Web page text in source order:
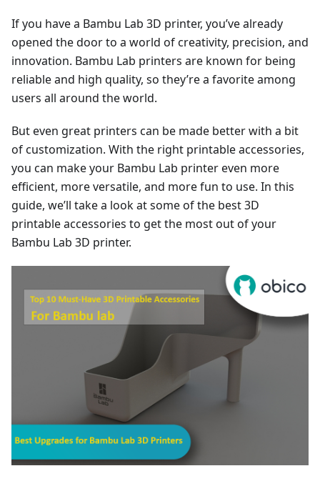
If you have a Bambu Lab 3D printer, you’ve already
opened the door to a world of creativity, precision, and
innovation. Bambu Lab printers are known for being
reliable and high quality, so they’re a favorite among
users all around the world.
But even great printers can be made better with a bit
of customization. With the right printable accessories,
you can make your Bambu Lab printer even more
efficient, more versatile, and more fun to use. In this
guide, we’ll take a look at some of the best 3D
printable accessories to get the most out of your
Bambu Lab 3D printer.